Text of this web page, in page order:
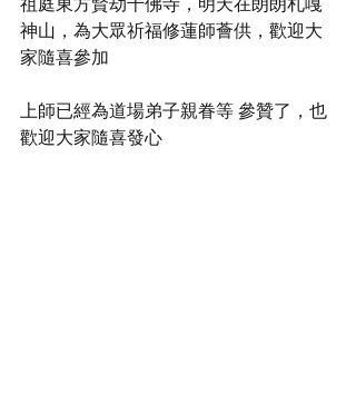
神山，為大眾祈福修蓮師薈供，歡迎大
家隨喜參加
上師已經為道場弟子親眷等 參贊了，也
歡迎大家隨喜發心